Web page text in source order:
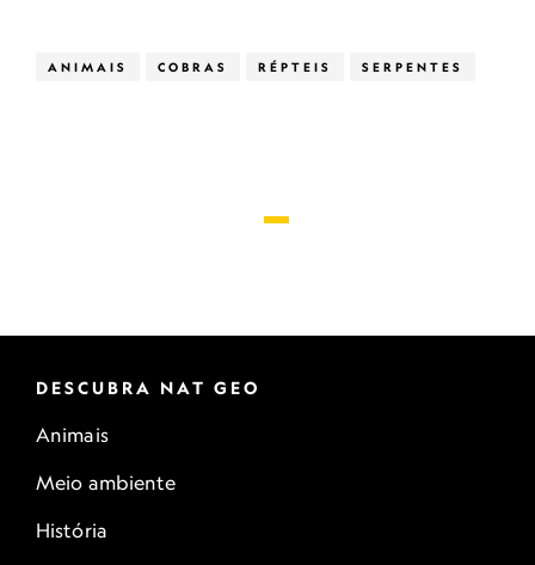
ANIMAIS COBRAS RÉPTEIS SERPENTES
DESCUBRA NAT GEO
Animais
Meio ambiente
História